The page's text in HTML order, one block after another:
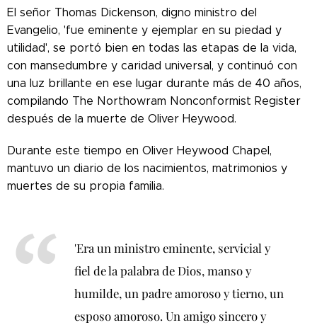
El señor Thomas Dickenson, digno ministro del
Evangelio, 'fue eminente y ejemplar en su piedad y
utilidad', se portó bien en todas las etapas de la vida,
con mansedumbre y caridad universal, y continuó con
una luz brillante en ese lugar durante más de 40 años,
compilando The Northowram Nonconformist Register
después de la muerte de Oliver Heywood.
Durante este tiempo en Oliver Heywood Chapel,
mantuvo un diario de los nacimientos, matrimonios y
muertes de su propia familia.
'Era un ministro eminente, servicial y
fiel de la palabra de Dios, manso y
humilde, un padre amoroso y tierno, un
esposo amoroso. Un amigo sincero y